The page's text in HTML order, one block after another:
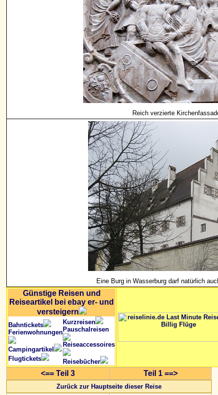
Reich verzierte
Eine Burg in Wasserburg darf natürlich
Günstige Reisen und
Reiseartikel bei ebay er- und
versteigern
Bahntickets
Ferienwohnungen
Campingartikel
Flugtickets
Kurzreisen
Pauschalreisen
Reiseaccessoires
Reisebücher
<== Teil 3 Teil 1 ==>
Zurück zur Hauptseite dieser Reise